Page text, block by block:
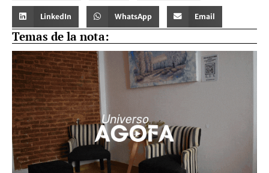
LinkedIn WhatsApp Email
Temas de la nota: